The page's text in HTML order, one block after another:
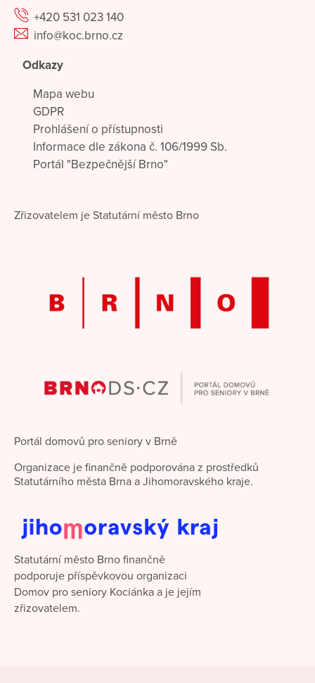
+420 531 023 140
info@koc.brno.cz
Odkazy
Mapa webu
GDPR
Prohlášení o přístupnosti
Informace dle zákona č. 106/1999 Sb.
Portál "Bezpečnější Brno"
Zřizovatelem je Statutární město Brno
Portál domovů pro seniory v Brně
Organizace je finančně podporována z prostředků
Statutárního města Brna a Jihomoravského kraje.
Statutární město Brno finančně
podporuje příspěvkovou organizaci
Domov pro seniory Kociánka a je jejím
zřizovatelem.